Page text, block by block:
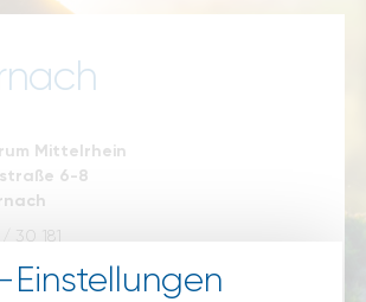
Mittelrhein
6-8
/ 30 181